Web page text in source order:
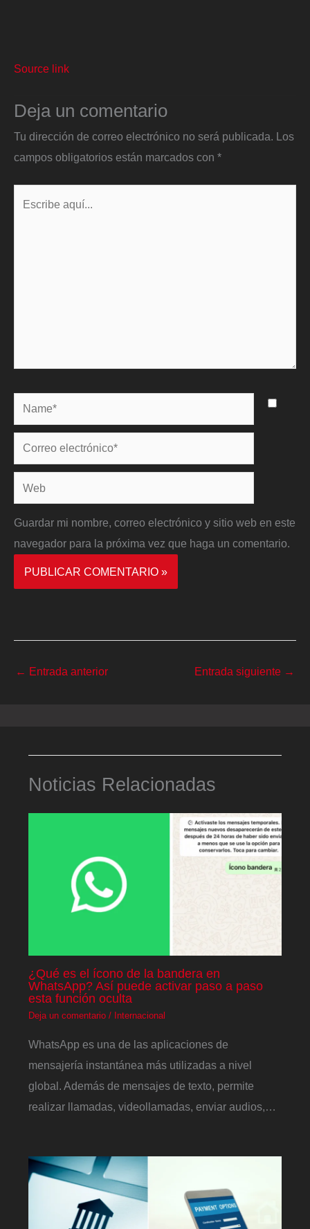
Source link
Deja un comentario
Tu dirección de correo electrónico no será publicada. Los
campos obligatorios están marcados con *
Name*
Correo
electrónico*
Web
Guardar mi nombre, correo electrónico y sitio web en este
navegador para la próxima vez que haga un comentario.
← Entrada anterior Entrada siguiente →
Noticias Relacionadas
¿Qué es el ícono de la bandera en
WhatsApp? Así puede activar paso a paso
esta función oculta
Deja un comentario / Internacional
WhatsApp es una de las aplicaciones de
mensajería instantánea más utilizadas a nivel
global. Además de mensajes de texto, permite
realizar llamadas, videollamadas, enviar audios,…